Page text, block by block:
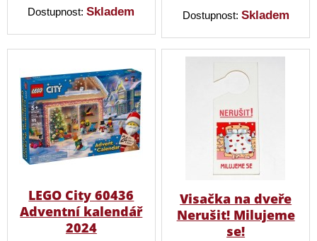
Dostupnost:Skladem Dostupnost: Skladem
LEGO City 60436
Adventní kalendář
2024
Visačka na dveře
Nerušit! Milujeme
se!